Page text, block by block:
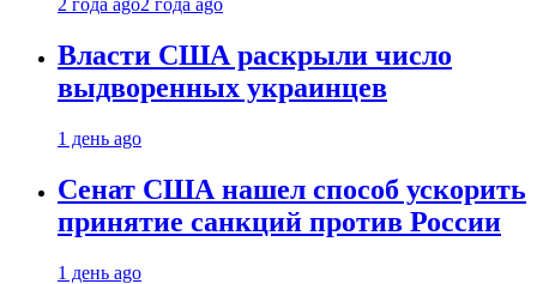
2 года ago2 года ago
Власти США раскрыли число
выдворенных украинцев
1 день ago
Сенат США нашел способ ускорить
принятие санкций против России
1 день ago